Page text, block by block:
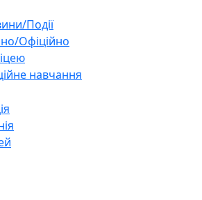
Події
Офіційно
навчання